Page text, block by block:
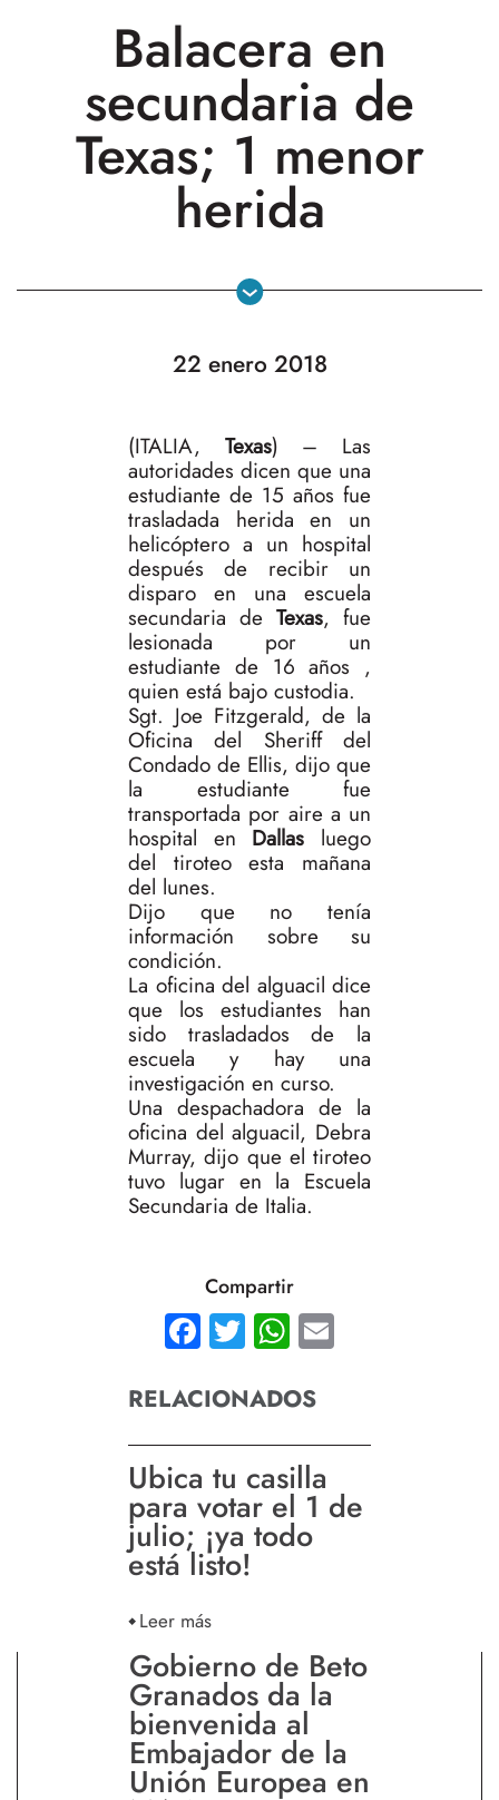
Balacera en
secundaria de
Texas; 1 menor
herida
22 enero 2018
(ITALIA, Texas) – Las
autoridades dicen que una
estudiante de 15 años fue
trasladada herida en un
helicóptero a un hospital
después de recibir un
disparo en una escuela
secundaria de Texas, fue
lesionada por un
estudiante de 16 años ,
quien está bajo custodia.
Sgt. Joe Fitzgerald, de la
Oficina del Sheriff del
Condado de Ellis, dijo que
la estudiante fue
transportada por aire a un
hospital en Dallas luego
del tiroteo esta mañana
del lunes.
Dijo que no tenía
información sobre su
condición.
La oficina del alguacil dice
que los estudiantes han
sido trasladados de la
escuela y hay una
investigación en curso.
Una despachadora de la
oficina del alguacil, Debra
Murray, dijo que el tiroteo
tuvo lugar en la Escuela
Secundaria de Italia.
Compartir
Facebook
TwitterWhatsApp
RELACIONADOS
Ubica tu casilla
para votar el 1 de
julio; ¡ya todo
está listo!
Leer más
Gobierno de Beto
Granados da la
bienvenida al
Embajador de la
Unión Europea en